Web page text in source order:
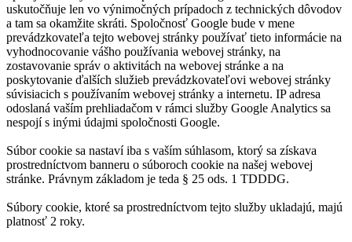
uskutočňuje len vo výnimočných prípadoch z technických dôvodov
a tam sa okamžite skráti. Spoločnosť Google bude v mene
prevádzkovateľa tejto webovej stránky používať tieto informácie na
vyhodnocovanie vášho používania webovej stránky, na
zostavovanie správ o aktivitách na webovej stránke a na
poskytovanie ďalších služieb prevádzkovateľovi webovej stránky
súvisiacich s používaním webovej stránky a internetu. IP adresa
odoslaná vaším prehliadačom v rámci služby Google Analytics sa
nespojí s inými údajmi spoločnosti Google.
Súbor cookie sa nastaví iba s vaším súhlasom, ktorý sa získava
prostredníctvom banneru o súboroch cookie na našej webovej
stránke. Právnym základom je teda § 25 ods. 1 TDDDG.
Súbory cookie, ktoré sa prostredníctvom tejto služby ukladajú, majú
platnosť 2 roky.